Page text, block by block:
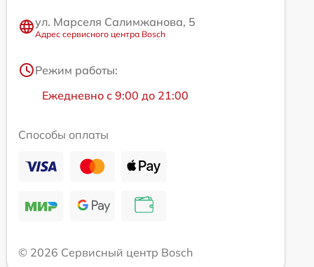
ул. Марселя Салимжанова, 5
Адрес сервисного центра Bosch
Режим работы:
Ежедневно с 9:00 до 21:00
Способы оплаты
© 2026 Сервисный центр Bosch